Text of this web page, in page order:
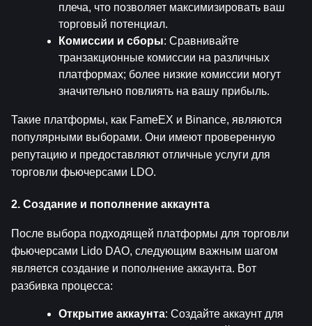
плеча, что позволяет максимизировать ваш
торговый потенциал.
Комиссии и сборы: Сравнивайте
транзакционные комиссии на различных
платформах; более низкие комиссии могут
значительно повлиять на вашу прибыль.
Такие платформы, как FameEX и Binance, являются
популярными выборами. Они имеют проверенную
репутацию и предоставляют отличные услуги для
торговли фьючерсами LDO.
2. Создание и пополнение аккаунта
После выбора подходящей платформы для торговли
фьючерсами Lido DAO, следующим важным шагом
является создание и пополнение аккаунта. Вот
разбивка процесса:
Открытие аккаунта: Создайте аккаунт для